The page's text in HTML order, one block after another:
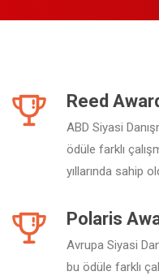
Reed
ABD Siyasi
ödüle farklı
yıllarında sahip
Polaris
Avrupa Siyasi
bu ödüle farklı